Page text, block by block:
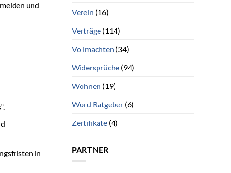
und
in
Verein (16)
Verträge(114)
Vollmachten (34)
Widersprüche(94)
Wohnen (19)
Word Ratgeber(6)
Zertifikate(4)
PARTNER